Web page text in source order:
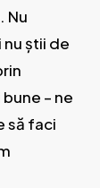
Nu
știi de
– ne
să faci